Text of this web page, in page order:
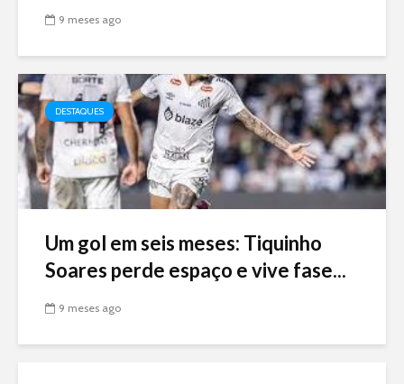
9 meses ago
DESTAQUES
Um gol em seis meses: Tiquinho
Soares perde espaço e vive fase...
9 meses ago